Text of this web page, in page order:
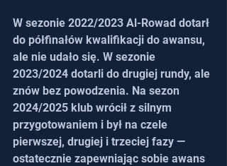
W sezonie 2022/2023 Al-Rowad dotarł
do półfinałów kwalifikacji do awansu,
ale nie udało się. W sezonie
2023/2024 dotarli do drugiej rundy, ale
znów bez powodzenia. Na sezon
2024/2025 klub wrócił z silnym
przygotowaniem i był na czele
pierwszej, drugiej i trzeciej fazy —
ostatecznie zapewniając sobie awans